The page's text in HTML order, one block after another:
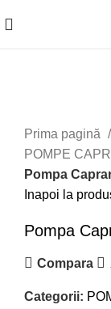
Prima pagină
POMPE
Pompa
Inapoi la
Pompa
Compara
Categorii: